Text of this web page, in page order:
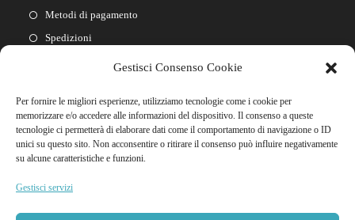
Gestisci Consenso Cookie
Per fornire le migliori esperienze, utilizziamo tecnologie come i cookie per
memorizzare e/o accedere alle informazioni del dispositivo. Il consenso a queste
tecnologie ci permetterà di elaborare dati come il comportamento di navigazione o ID
unici su questo sito. Non acconsentire o ritirare il consenso può influire negativamente
su alcune caratteristiche e funzioni.
Gestisci servizi
Metodi di pagamento
Spedizioni
Cookie policy
Link Rapidi